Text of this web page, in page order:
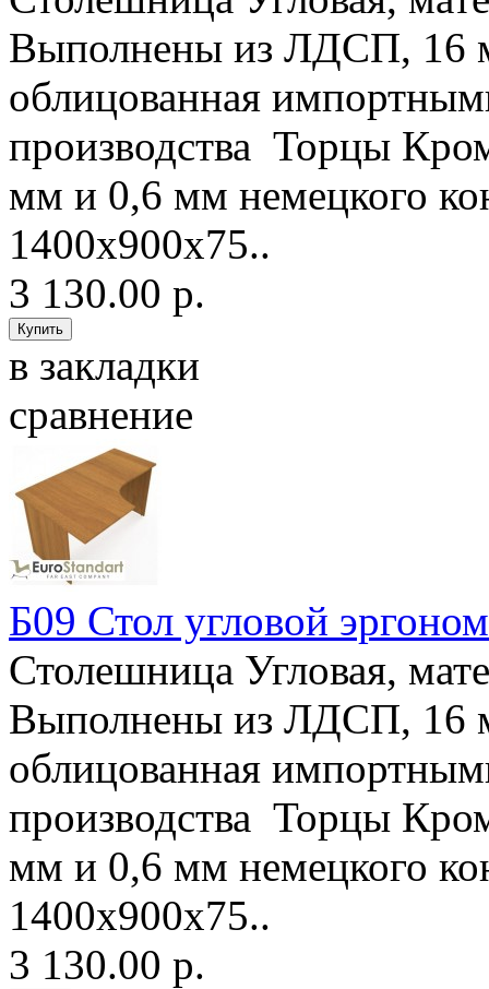
Выполнены из ЛДСП,
облицованная
производства Торцы
мм и 0,6 мм немецкого
1400х900х75..
3 130.00 р.
в закладки
сравнение
Б09 Стол угловой
Столешница Угловая,
Выполнены из ЛДСП,
облицованная
производства Торцы
мм и 0,6 мм немецкого
1400х900х75..
3 130.00 р.